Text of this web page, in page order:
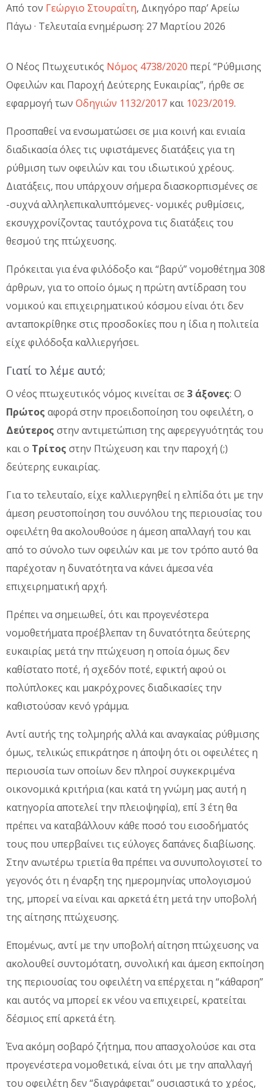
Από τον Γεώργιο Στουραΐτη, Δικηγόρο παρ’ Αρείω
Πάγω · Τελευταία ενημέρωση: 27 Μαρτίου 2026
Ο Νέος Πτωχευτικός Νόμος 4738/2020 περί “Ρύθμισης
Οφειλών και Παροχή Δεύτερης Ευκαιρίας”, ήρθε σε
εφαρμογή των Οδηγιών 1132/2017 και 1023/2019.
Προσπαθεί να ενσωματώσει σε μια κοινή και ενιαία
διαδικασία όλες τις υφιστάμενες διατάξεις για τη
ρύθμιση των οφειλών και του ιδιωτικού χρέους.
Διατάξεις, που υπάρχουν σήμερα διασκορπισμένες σε
-συχνά αλληλεπικαλυπτόμενες- νομικές ρυθμίσεις,
εκσυγχρονίζοντας ταυτόχρονα τις διατάξεις του
θεσμού της πτώχευσης.
Πρόκειται για ένα φιλόδοξο και “βαρύ” νομοθέτημα 308
άρθρων, για το οποίο όμως η πρώτη αντίδραση του
νομικού και επιχειρηματικού κόσμου είναι ότι δεν
ανταποκρίθηκε στις προσδοκίες που η ίδια η πολιτεία
είχε φιλόδοξα καλλιεργήσει.
Γιατί το λέμε αυτό;
Ο νέος πτωχευτικός νόμος κινείται σε 3 άξονες: Ο
Πρώτος αφορά στην προειδοποίηση του οφειλέτη, ο
Δεύτερος στην αντιμετώπιση της αφερεγγυότητάς του
και ο Τρίτος στην Πτώχευση και την παροχή (;)
δεύτερης ευκαιρίας.
Για το τελευταίο, είχε καλλιεργηθεί η ελπίδα ότι με την
άμεση ρευστοποίηση του συνόλου της περιουσίας του
οφειλέτη θα ακολουθούσε η άμεση απαλλαγή του και
από το σύνολο των οφειλών και με τον τρόπο αυτό θα
παρέχοταν η δυνατότητα να κάνει άμεσα νέα
επιχειρηματική αρχή.
Πρέπει να σημειωθεί, ότι και προγενέστερα
νομοθετήματα προέβλεπαν τη δυνατότητα δεύτερης
ευκαιρίας μετά την πτώχευση η οποία όμως δεν
καθίστατο ποτέ, ή σχεδόν ποτέ, εφικτή αφού οι
πολύπλοκες και μακρόχρονες διαδικασίες την
καθιστούσαν κενό γράμμα.
Αντί αυτής της τολμηρής αλλά και αναγκαίας ρύθμισης
όμως, τελικώς επικράτησε η άποψη ότι οι οφειλέτες η
περιουσία των οποίων δεν πληροί συγκεκριμένα
οικονομικά κριτήρια (και κατά τη γνώμη μας αυτή η
κατηγορία αποτελεί την πλειοψηφία), επί 3 έτη θα
πρέπει να καταβάλλουν κάθε ποσό του εισοδήματός
τους που υπερβαίνει τις εύλογες δαπάνες διαβίωσης.
Στην ανωτέρω τριετία θα πρέπει να συνυπολογιστεί το
γεγονός ότι η έναρξη της ημερομηνίας υπολογισμού
της, μπορεί να είναι και αρκετά έτη μετά την υποβολή
της αίτησης πτώχευσης.
Επομένως, αντί με την υποβολή αίτηση πτώχευσης να
ακολουθεί συντομότατη, συνολική και άμεση εκποίηση
της περιουσίας του οφειλέτη να επέρχεται η “κάθαρση”
και αυτός να μπορεί εκ νέου να επιχειρεί, κρατείται
δέσμιος επί αρκετά έτη.
Ένα ακόμη σοβαρό ζήτημα, που απασχολούσε και στα
προγενέστερα νομοθετικά, είναι ότι με την απαλλαγή
του οφειλέτη δεν “διαγράφεται” ουσιαστικά το χρέος,